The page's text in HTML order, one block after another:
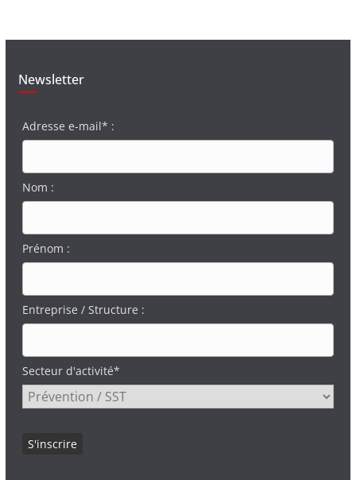
Newsletter
Adresse e-mail* :
Nom :
Prénom :
Entreprise / Structure :
Secteur d'activité*